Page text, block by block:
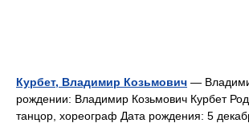
Курбет, Владимир Козьмович —
рождении: Владимир Козьмович Курбет
танцор, хореограф Дата рождения: 5